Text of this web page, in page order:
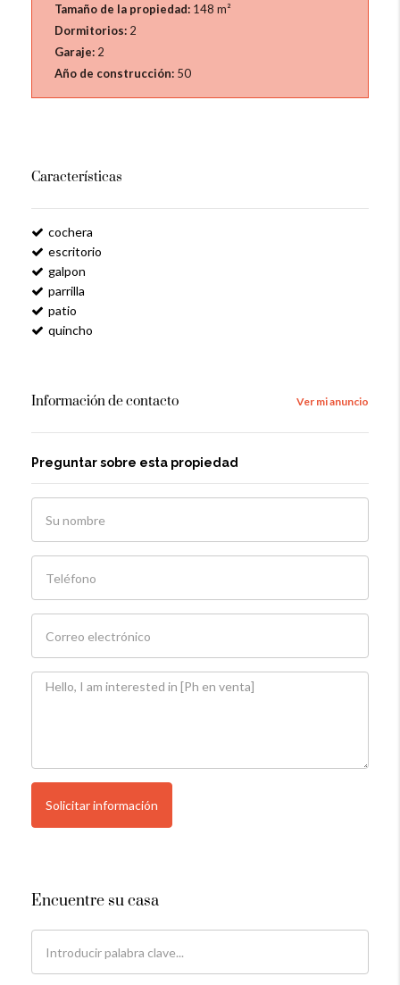
Tamaño de la propiedad: 148 m²
Dormitorios: 2
Garaje: 2
Año de construcción: 50
Características
cochera
escritorio
galpon
parrilla
patio
quincho
Información de contacto Ver mi anuncio
Preguntar sobre esta propiedad
Solicitar información
Encuentre su casa